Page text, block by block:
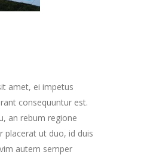
amet, ei impetus
consequuntur est.
an rebum regione
placerat ut duo, id duis
autem semper